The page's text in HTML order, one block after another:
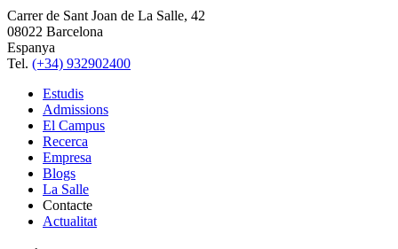
Carrer de Sant Joan de La Salle, 42
08022 Barcelona
Espanya
Tel. (+34) 932902400
Estudis
Admissions
El Campus
Recerca
Empresa
Blogs
La Salle
Contacte
Actualitat